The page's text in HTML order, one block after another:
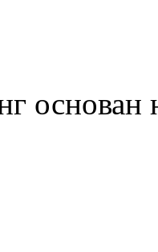
основан